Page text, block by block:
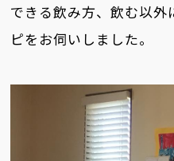
できる飲み方、飲む以
ピをお伺いしました。